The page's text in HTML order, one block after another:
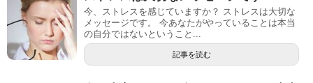
今、ストレスを感じていますか？ ストレスは大切な
メッセージです。 今あなたがやっていることは本当
の自分ではないということ...
記事を読む